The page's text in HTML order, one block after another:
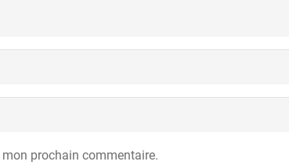
prochain commentaire.